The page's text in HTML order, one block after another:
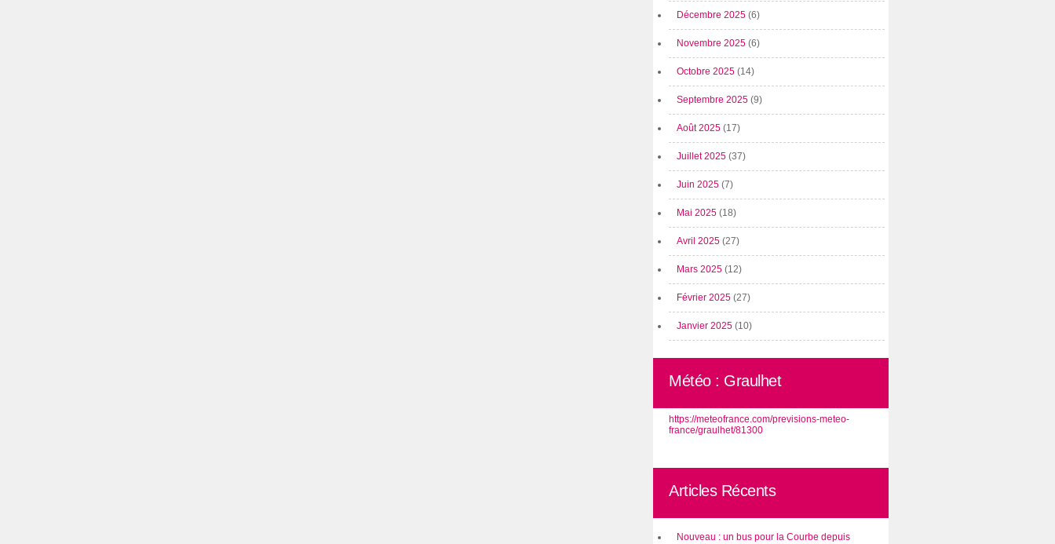
Décembre 2025 (6)
Novembre 2025 (6)
Octobre 2025 (14)
Septembre 2025 (9)
Août 2025 (17)
Juillet 2025 (37)
Juin 2025 (7)
Mai 2025 (18)
Avril 2025 (27)
Mars 2025 (12)
Février 2025 (27)
Janvier 2025 (10)
Météo : Graulhet
https://meteofrance.com/previsions-meteo-
france/graulhet/81300
Articles Récents
Nouveau : un bus pour la Courbe depuis